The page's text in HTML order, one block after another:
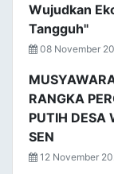
Wujudkan
Tangguh"
08 November
RANGKA
PUTIH DESA
SEN
12 November